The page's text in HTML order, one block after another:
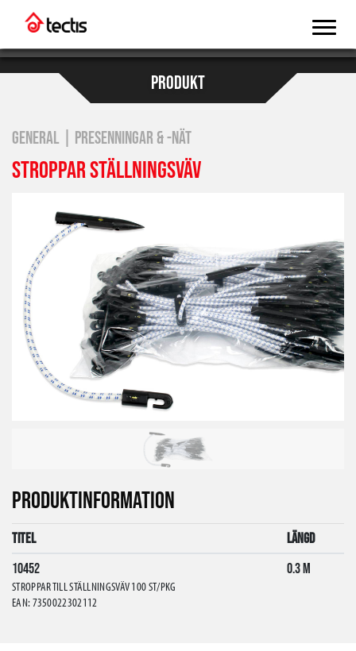
PRODUKT
GENERAL | PRESENNINGAR & -NÄT
STROPPAR STÄLLNINGSVÄV
PRODUKTINFORMATION
Titel
Längd
10452
STROPPAR TILL STÄLLNINGSVÄV 100 ST/PKG
EAN: 7350022302112
0.3 m